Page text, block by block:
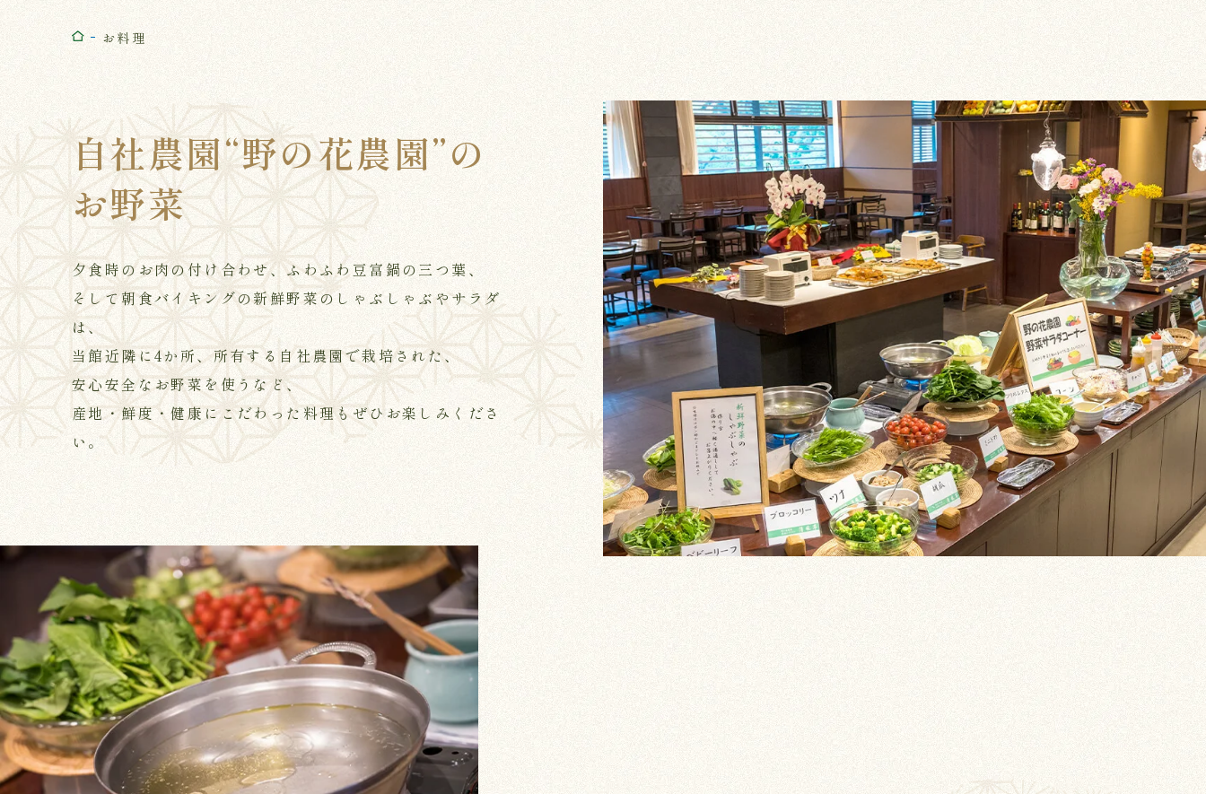
お料理
自社農園“野の花農園”の
お野菜
夕食時のお肉の付け合わせ、ふわふわ豆富鍋の三つ葉、
そして朝食バイキングの新鮮野菜のしゃぶしゃぶやサラダ
は、
当館近隣に4か所、所有する自社農園で栽培された、
安心安全なお野菜を使うなど、
産地・鮮度・健康にこだわった料理もぜひお楽しみくださ
い。